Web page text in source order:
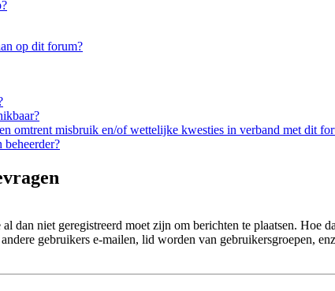
op dit forum?
omtrent misbruik en/of wettelijke kwesties in verband met dit
beheerder?
dan niet geregistreerd moet zijn om berichten te plaatsen.
gebruikers e-mailen, lid worden van gebruikersgroepen,